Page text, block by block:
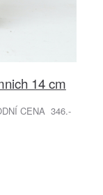
14 cm
CENA 346.-